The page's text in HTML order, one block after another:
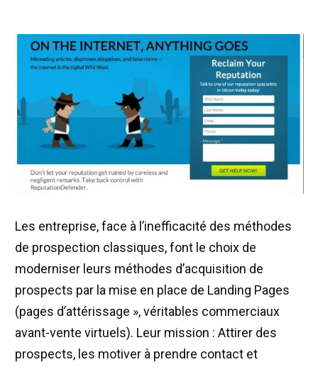
Les entreprise, face à l’inefficacité des méthodes
de prospection classiques, font le choix de
moderniser leurs méthodes d’acquisition de
prospects par la mise en place de Landing Pages
(pages d’attérissage », véritables commerciaux
avant-vente virtuels). Leur mission : Attirer des
prospects, les motiver à prendre contact et